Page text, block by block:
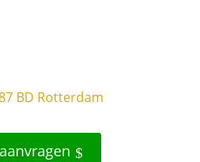
BD Rotterdam